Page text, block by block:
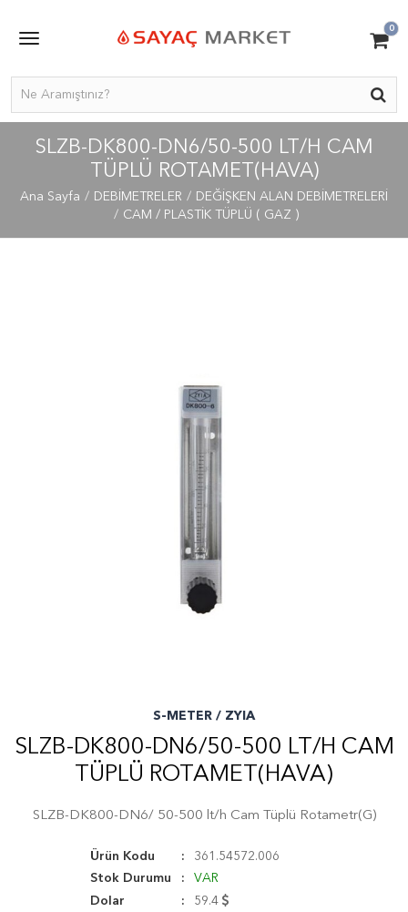
0
SLZB-DK800-DN6/50-500 LT/H CAM
TÜPLÜ ROTAMET(HAVA)
Ana Sayfa DEBİMETRELER
DEĞİŞKEN ALAN DEBİMETRELERİ
CAM / PLASTİK TÜPLÜ ( GAZ )
S-METER / ZYIA
SLZB-DK800-DN6/50-500 LT/H CAM
TÜPLÜ ROTAMET(HAVA)
SLZB-DK800-DN6/ 50-500 lt/h Cam Tüplü Rotametr(G)
Ürün Kodu
361.54572.006
Stok Durumu
VAR
Dolar
59.4